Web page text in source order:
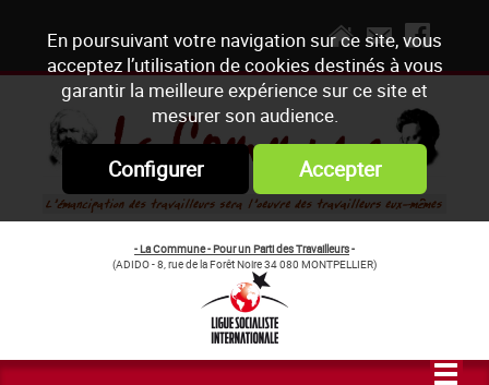
En poursuivant votre navigation sur ce site, vous
acceptez l’utilisation de cookies destinés à vous
garantir la meilleure expérience sur ce site et
mesurer son audience.
Configurer Accepter
- La Commune - Pour un Parti des Travailleurs-
(ADIDO - 8, rue de la Forêt Noire 34 080 MONTPELLIER)